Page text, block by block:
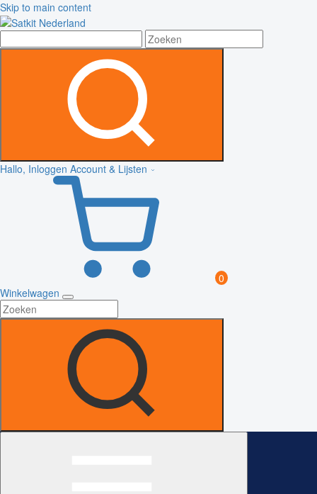
Skip to main content
Hallo, Inloggen Account & Lijsten
0
Winkelwagen